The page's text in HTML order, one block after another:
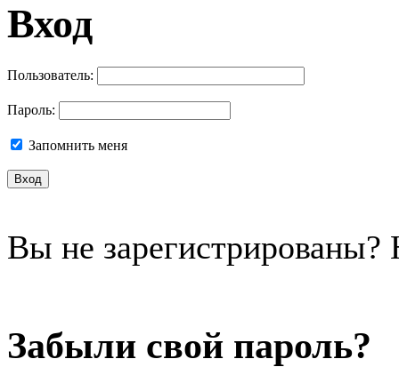
Вход
Пользователь:
Пароль:
Запомнить меня
Вы не
Забыли свой пароль?